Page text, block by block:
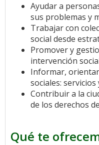
Ayudar a
sus problemas y
Trabajar con
social desde
Promover y
intervención
Informar,
sociales:
Contribuir a la
de los derechos
Qué te